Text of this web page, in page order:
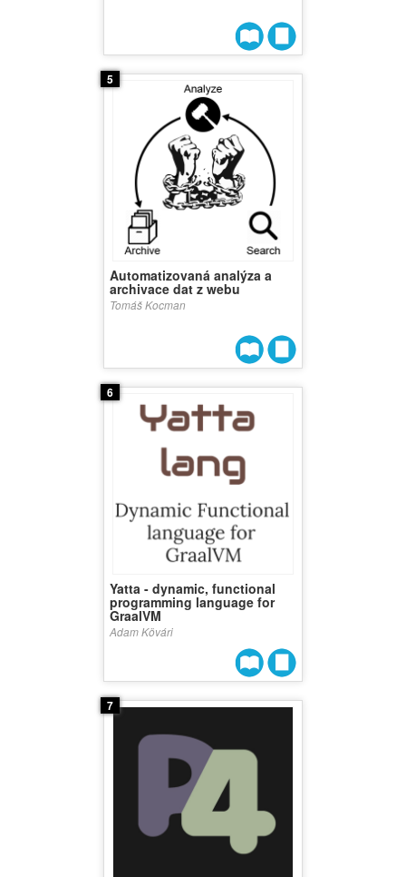
5
Automatizovaná analýza a
archivace dat z webu
Tomáš Kocman
6
Yatta - dynamic, functional
programming language for
GraalVM
Adam Kövári
7